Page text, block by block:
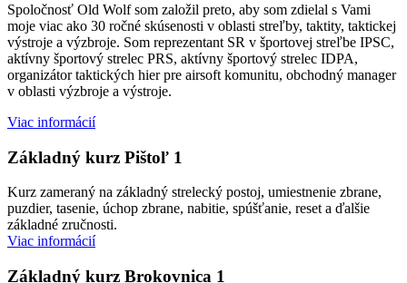
Spoločnosť Old Wolf som založil preto, aby som zdielal s Vami
moje viac ako 30 ročné skúsenosti v oblasti streľby, taktity, taktickej
výstroje a výzbroje. Som reprezentant SR v športovej streľbe IPSC,
aktívny športový strelec PRS, aktívny športový strelec IDPA,
organizátor taktických hier pre airsoft komunitu, obchodný manager
v oblasti výzbroje a výstroje.
Viac informácií
Základný kurz Pištoľ 1
Kurz zameraný na základný strelecký postoj, umiestnenie zbrane,
puzdier, tasenie, úchop zbrane, nabitie, spúšťanie, reset a ďalšie
základné zručnosti.
Viac informácií
Základný kurz Brokovnica 1